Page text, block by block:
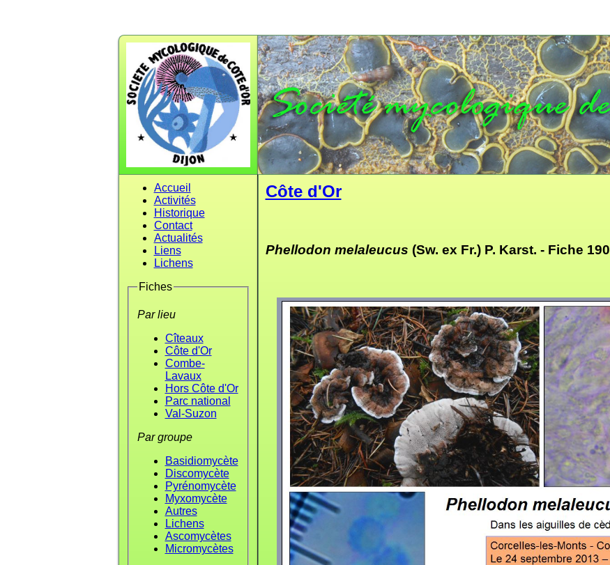
Accueil
Activités
Historique
Contact
Actualités
Liens
Lichens
Fiches
Par lieu
Cîteaux
Côte d'Or
Combe-
Lavaux
Hors Côte d'Or
Parc national
Val-Suzon
Par groupe
Basidiomycète
Discomycète
Pyrénomycète
Myxomycète
Autres
Lichens
Ascomycètes
Micromycètes
Côte d'Or
Phellodon melaleucus (Sw. ex Fr.) P. Karst. - Fiche 190